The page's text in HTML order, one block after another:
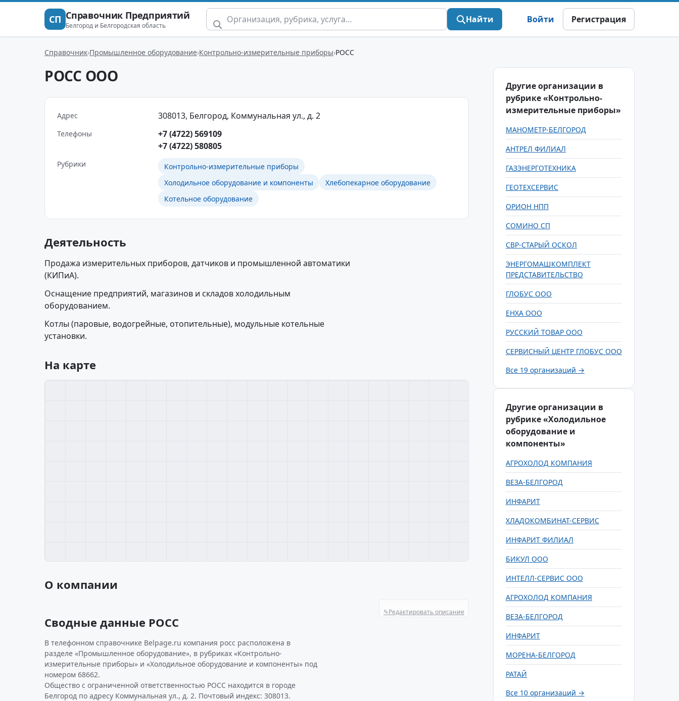
СП Справочник Предприятий
Белгород и Белгородская область
Найти Войти Регистрация
Справочник Промышленное оборудование Контрольно-измерительные приборы РОСС
РОСС ООО
Адрес 308013, Белгород, Коммунальная ул., д. 2
Телефоны
+7 (4722) 569109
+7 (4722) 580805
Рубрики
Контрольно-измерительные приборы
Холодильное оборудование и компоненты
Хлебопекарное оборудование
Котельное оборудование
Деятельность
Продажа измерительных приборов, датчиков и промышленной автоматики
(КИПиА).
Оснащение предприятий, магазинов и складов холодильным
оборудованием.
Котлы (паровые, водогрейные, отопительные), модульные котельные
установки.
На карте
О компании
✎Редактировать описание
Сводные данные РОСС
В телефонном справочнике Belpage.ru компания росс расположена в
разделе «Промышленное оборудование», в рубриках «Контрольно-
измерительные приборы» и «Холодильное оборудование и компоненты» под
номером 68662.
Общество с ограниченной ответственностью РОСС находится в городе
Белгород по адресу Коммунальная ул., д. 2. Почтовый индекс: 308013.
Другие организации в
рубрике «Контрольно-
измерительные приборы»
МАНОМЕТР-БЕЛГОРОД
АНТРЕЛ ФИЛИАЛ
ГАЗЭНЕРГОТЕХНИКА
ГЕОТЕХСЕРВИС
ОРИОН НПП
СОМИНО СП
СВР-СТАРЫЙ ОСКОЛ
ЭНЕРГОМАШКОМПЛЕКТ
ПРЕДСТАВИТЕЛЬСТВО
ГЛОБУС ООО
ЕНХА ООО
РУССКИЙ ТОВАР ООО
СЕРВИСНЫЙ ЦЕНТР ГЛОБУС ООО
Все 19 организаций →
Другие организации в
рубрике «Холодильное
оборудование и
компоненты»
АГРОХОЛОД КОМПАНИЯ
ВЕЗА-БЕЛГОРОД
ИНФАРИТ
ХЛАДОКОМБИНАТ-СЕРВИС
ИНФАРИТ ФИЛИАЛ
БИКУЛ ООО
ИНТЕЛЛ-СЕРВИС ООО
АГРОХОЛОД КОМПАНИЯ
ВЕЗА-БЕЛГОРОД
ИНФАРИТ
МОРЕНА-БЕЛГОРОД
РАТАЙ
Все 10 организаций →